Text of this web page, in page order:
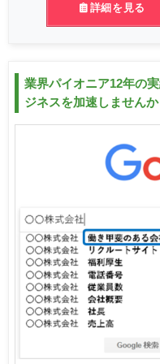
詳細を見る
業界パイオニア12年の
ジネスを加速しませんか